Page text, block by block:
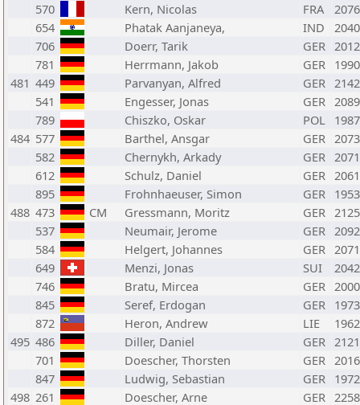
570
Kern, Nicolas FRA
2076
654
Phatak Aanjaneya, IND
2040
706
Doerr, Tarik GER 2012
781
Herrmann, Jakob GER 1990
481 449 Parvanyan, Alfred GER 2142
541
Engesser, Jonas GER 2089
789
Chiszko, Oskar POL 1987
484 577 Barthel, Ansgar GER 2073
582
Chernykh, Arkady GER 2071
612
Schulz, Daniel GER 2061
895
Frohnhaeuser, Simon GER 1953
488 473 CM Gressmann, Moritz GER 2125
537
Neumair, Jerome GER 2092
584
Helgert, Johannes GER 2071
649
Menzi, Jonas SUI
2042
746
Bratu, Mircea GER 2000
845
Seref, Erdogan GER 1973
872
Heron, Andrew LIE
1962
495 486 Diller, Daniel GER 2121
701
Doescher, Thorsten GER 2016
847
Ludwig, Sebastian GER 1972
498 261 Doescher, Arne GER 2258